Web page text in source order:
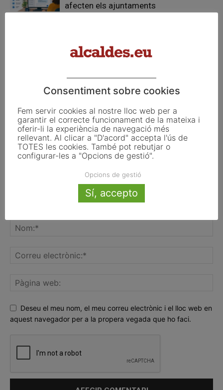
afecten els ajuntaments
urbana
FER UN COMENTARI
Deseu el meu nom, el meu correu electrònic i el lloc web en
aquest navegador per a la propera vegada que ho faci.
Consentiment sobre cookies
Fem servir cookies al nostre lloc web per a
garantir el correcte funcionament de la mateixa i
oferir-li la experiència de navegació més
rellevant. Al clicar a "D'acord" accepta l'ús de
TOTES les cookies. També pot rebutjar o
configurar-les a "Opcions de gestió".
Opcions de gestió
Sí, accepto